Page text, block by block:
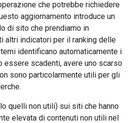
che potrebbe richiedere
aggiornamento introduce un
di sito che prendiamo in
altri indicatori per il ranking delle
identificano automaticamente i
essere scadenti, avere uno scarso
sono particolarmente utili per gli
quelli non utili) sui siti che hanno
elevata di contenuti non utili nel